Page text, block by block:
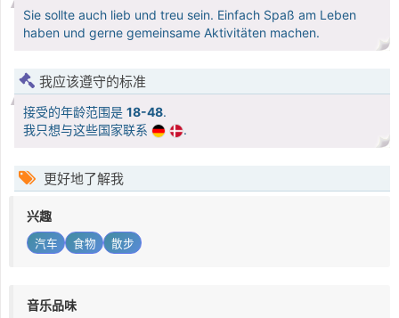
Sie sollte auch lieb und treu sein. Einfach Spaß am Leben
haben und gerne gemeinsame Aktivitäten machen.
我应该遵守的标准
接受的年龄范围是 18-48.
我只想与这些国家联系
.
更好地了解我
兴趣
汽车 食物 散步
音乐品味